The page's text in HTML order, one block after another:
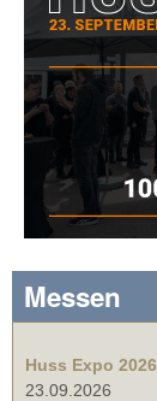
Messen
Huss Expo 2026
23.09.2026